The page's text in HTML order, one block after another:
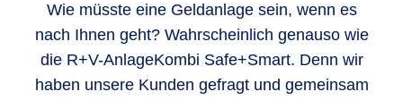
Wie müsste eine Geldanlage sein, wenn es
nach Ihnen geht? Wahrscheinlich genauso wie
die R+V-AnlageKombi Safe+Smart. Denn wir
haben unsere Kunden gefragt und gemeinsam